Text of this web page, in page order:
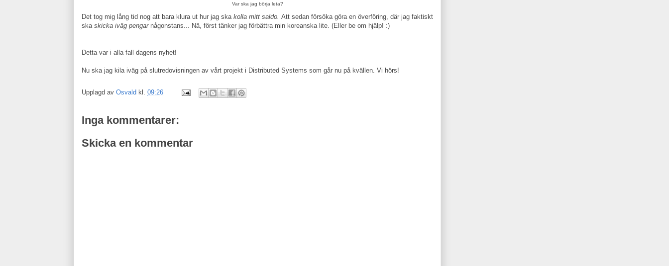
Var ska jag börja leta?
Det tog mig lång tid nog att bara klura ut hur jag ska kolla mitt saldo. Att sedan försöka göra en överföring, där jag faktiskt
ska skicka iväg pengarnågonstans... Nä, först tänker jag förbättra min koreanska lite. (Eller be om hjälp! :)
Detta var i alla fall dagens nyhet!
Nu ska jag kila iväg på slutredovisningen av vårt projekt i Distributed Systems som går nu på kvällen. Vi hörs!
Upplagd av Osvald kl. 09:26
Inga kommentarer:
Skicka en kommentar